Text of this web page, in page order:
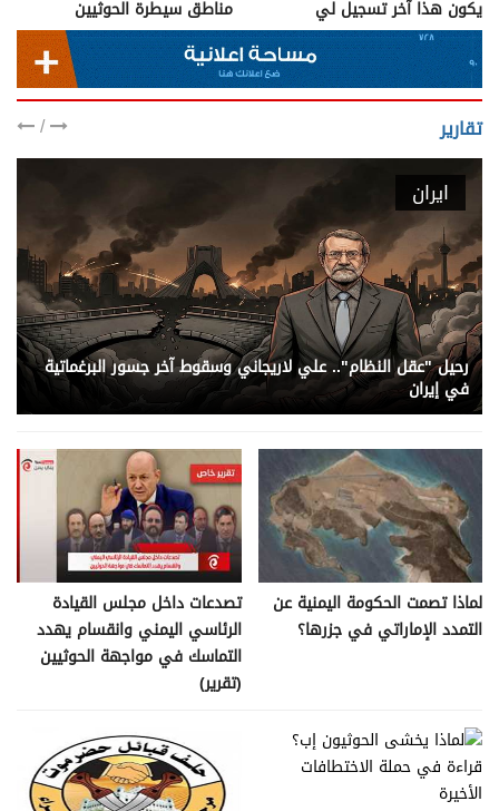
يكون هذا آخر تسجيل لي مناطق سيطرة الحوثيين
تقارير /
ايران
رحيل "عقل النظام".. علي لاريجاني وسقوط آخر جسور البرغماتية
في إيران
لماذا تصمت الحكومة اليمنية عن
التمدد الإماراتي في جزرها؟
تصدعات داخل مجلس القيادة
الرئاسي اليمني وانقسام يهدد
التماسك في مواجهة الحوثيين
(تقرير)